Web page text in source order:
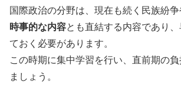
国際政治の分野は、現在も続く民族紛争
時事的な内容とも直結する内容であり
ておく必要があります。
この時期に集中学習を行い、直前期の
ましょう。